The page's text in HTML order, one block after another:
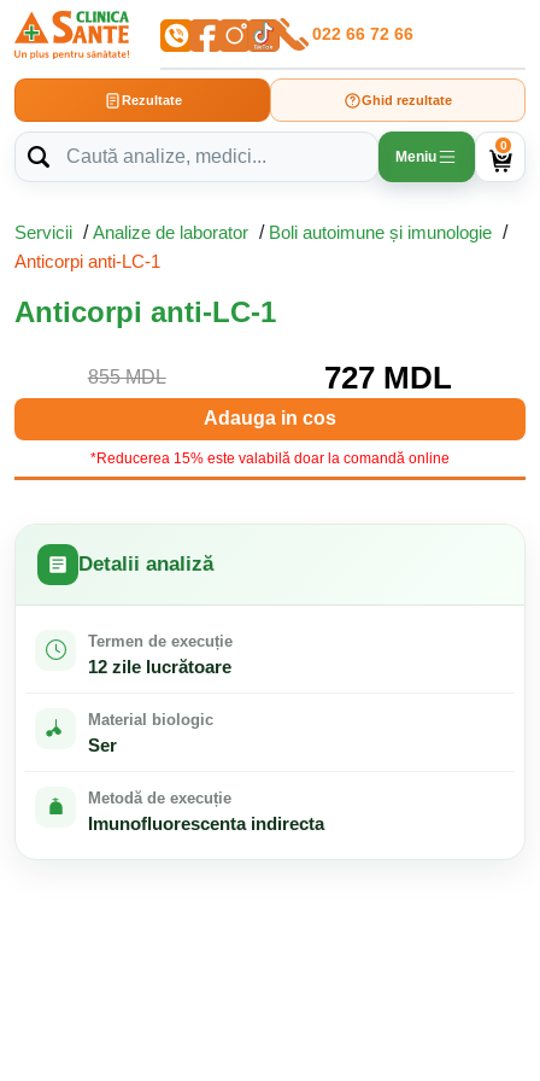
022 66 72 66
Rezultate Ghid rezultate
Meniu
0
Servicii /Analize de laborator / Boli autoimune și imunologie /
Anticorpi anti-LC-1
Anticorpi anti-LC-1
855 MDL 727 MDL
Adauga in cos
*Reducerea 15% este valabilă doar la comandă online
Detalii analiză
Termen de execuție
12 zile lucrătoare
Material biologic
Ser
Metodă de execuție
Imunofluorescenta indirecta